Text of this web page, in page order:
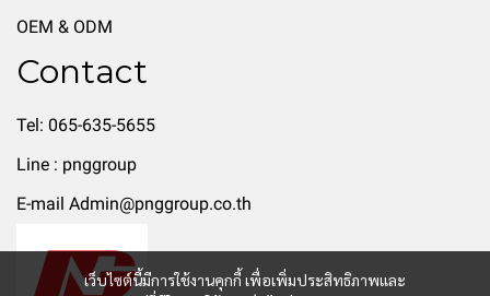
เว็บไซต์นี้มีการใช้งานคุกกี้ เพื่อเพิ่มประสิทธิภาพและ
OEM & ODM
Contact
Tel: 065-635-5655
Line : pnggroup
E-mail Admin@pnggroup.co.th